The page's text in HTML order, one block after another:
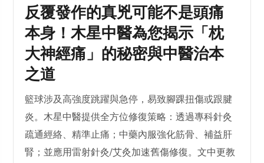
反覆發作的真兇可能不是頭痛
本身！木星中醫為您揭示「枕
大神經痛」的秘密與中醫治本
之道
籃球涉及高強度跳躍與急停，易致腳踝扭傷或跟腱
炎。木星中醫提供全方位修復策略：透過專科針灸
疏通經絡、精準止痛；中藥內服強化筋骨、補益肝
腎；並應用雷射針灸/艾灸加速舊傷修復。文中更教